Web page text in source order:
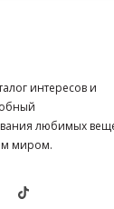
интересов и
любимых
миром.